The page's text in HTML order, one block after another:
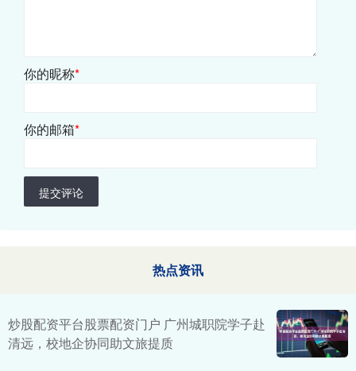
你的昵称*
你的邮箱*
提交评论
热点资讯
炒股配资平台股票配资门户 广州城职院学子赴
清远，校地企协同助文旅提质